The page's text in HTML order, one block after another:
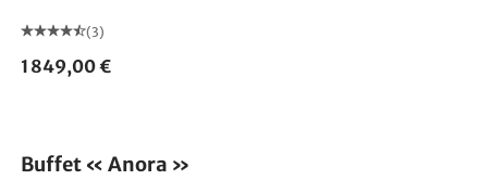
(3)
1 849,00 €
Buffet « Anora »